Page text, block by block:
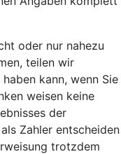
oder nur nahezu
teilen wir
kann, wenn Sie
weisen keine
der
Zahler entscheiden
trotzdem